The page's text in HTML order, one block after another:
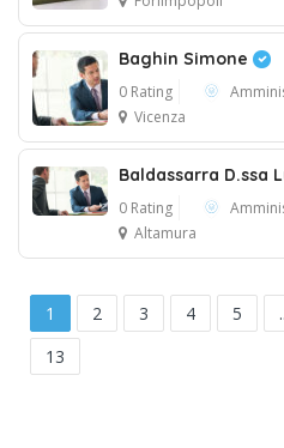
Baghin Simone
0 Rating
Vicenza
Baldassarra D.ssa
0 Rating
Altamura
1 2 3 4 5
13